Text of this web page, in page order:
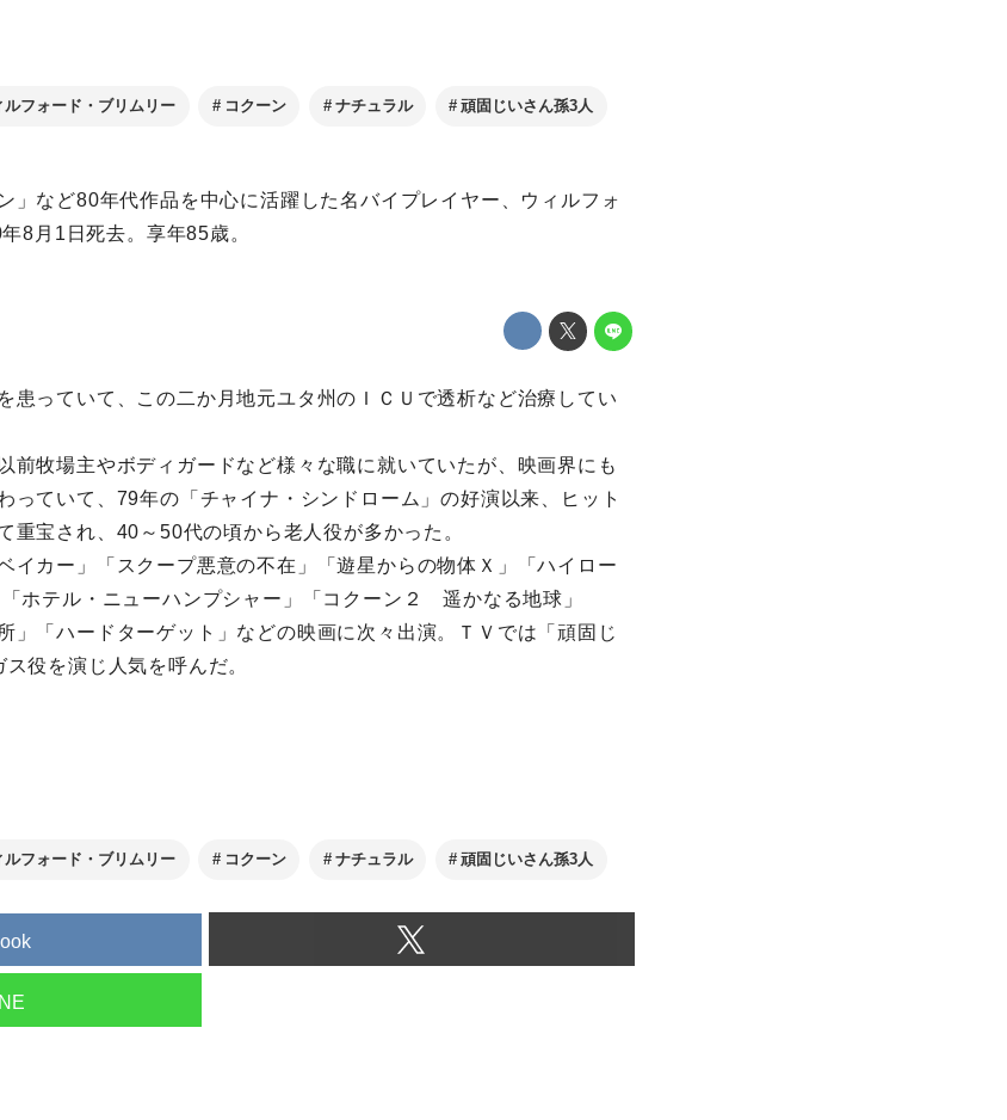
ルフォード・ブリムリー コクーン ナチュラル 頑固じいさん孫3人
」など80年代作品を中心に活躍した名バイプレイヤー、ウィルフォ
8月1日死去。享年85歳。
患っていて、この二か月地元ユタ州のＩＣＵで透析など治療してい
前牧場主やボディガードなど様々な職に就いていたが、映画界にも
っていて、79年の「チャイナ・シンドローム」の好演以来、ヒット
重宝され、40～50代の頃から老人役が多かった。
イカー」「スクープ悪意の不在」「遊星からの物体Ｘ」「ハイロー
ホテル・ニューハンプシャー」「コクーン２ 遥かなる地球」
」「ハードターゲット」などの映画に次々出演。ＴＶでは「頑固じ
役を演じ人気を呼んだ。
ルフォード・ブリムリー コクーン ナチュラル 頑固じいさん孫3人